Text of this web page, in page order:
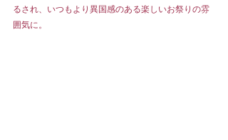
るされ、いつもより異国感のある楽しいお祭りの雰
囲気に。